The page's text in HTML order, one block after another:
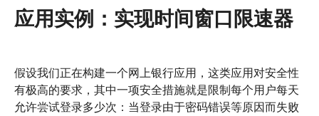
应用实例：实现时间窗口限速器
假设我们正在构建一个网上银行应用，这类应用对安全性
有极高的要求，其中一项安全措施就是限制每个用户每天
允许尝试登录多少次：当登录由于密码错误等原因而失败